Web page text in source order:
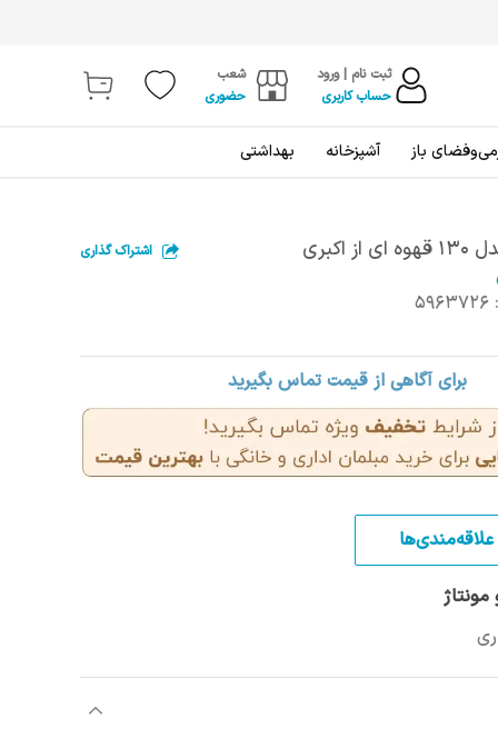
ثبت نام | ورود
حساب کاربری
شعب
حضوری
باز آشپزخانه بهداشتی
اشتراک گذاری
5963726
برای آگاهی از قیمت تماس بگیرید